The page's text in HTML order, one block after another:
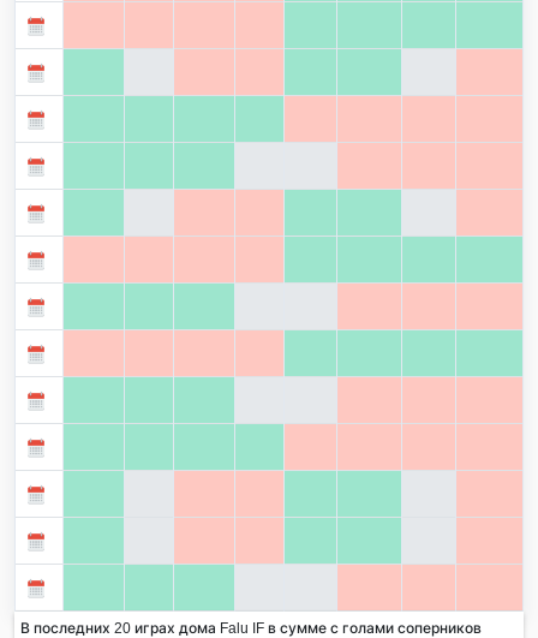
В последних 20 играх дома Falu IF в сумме с голами соперников